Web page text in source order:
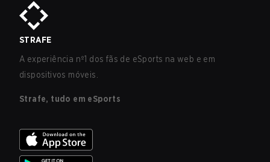
STRAFE
A experiência nº1 dos fãs de eSports na web e em
dispositivos móveis.
Strafe, tudo em eSports